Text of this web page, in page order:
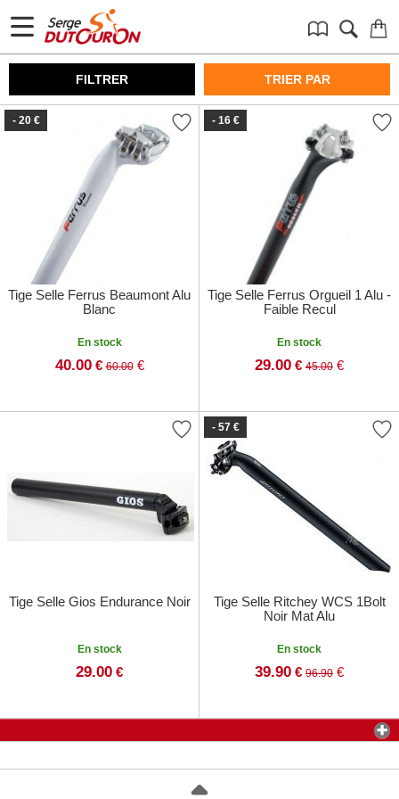
FILTRER TRIER PAR
- 20 €
Tige Selle Ferrus Beaumont Alu
Blanc
En stock
40.00 € 60.00€
- 16 €
Tige Selle Ferrus Orgueil 1 Alu -
Faible Recul
En stock
29.00 € 45.00 €
Tige Selle Gios Endurance Noir
En stock
29.00 €
- 57 €
Tige Selle Ritchey WCS 1Bolt
Noir Mat Alu
En stock
39.90 € 96.90 €